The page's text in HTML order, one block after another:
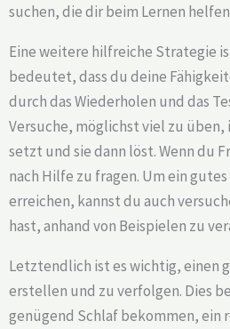
suchen, die dir beim Lernen
Eine weitere hilfreiche Strategie
bedeutet, dass du deine
durch das Wiederholen und das
Versuche, möglichst viel zu
setzt und sie dann löst. Wenn du
nach Hilfe zu fragen. Um ein
erreichen, kannst du auch
hast, anhand von Beispielen zu
Letztendlich ist es wichtig, einen
erstellen und zu verfolgen. Dies
genügend Schlaf bekommen, ein